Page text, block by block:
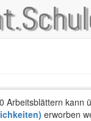
Arbeitsblättern kann
erworben